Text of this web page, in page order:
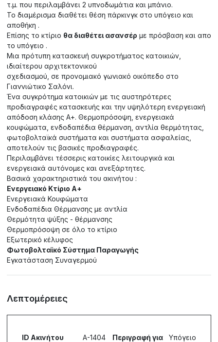
τ.μ. που περιλαμβάνει 2 υπνοδωμάτια και μπάνιο.
Το διαμέρισμα διαθέτει θέση πάρκινγκ στο υπόγειο και
αποθήκη .
Επίσης το κτίριο θα διαθέτει ασανσέρ με πρόσβαση και απο
το υπόγειο .
Μια πρότυπη κατασκευή συγκροτήματος κατοικιών,
ιδιαίτερου αρχιτεκτονικού
σχεδιασμού, σε προνομιακό γωνιακό οικόπεδο στο
Γιαννιώτικο Σαλόνι.
Ένα συγκρότημα κατοικιών με τις αυστηρότερες
προδιαγραφές κατασκευής και την υψηλότερη ενεργειακή
απόδοση κλάσης Α+. Θερμοπρόσοψη, ενεργειακά
κουφώματα, ενδοδαπέδια θέρμανση, αντλία θερμότητας,
φωτοβολταϊκά συστήματα και συστήματα ασφαλείας,
αποτελούν τις βασικές προδιαγραφές.
Περιλαμβάνει τέσσερις κατοικίες λειτουργικά και
ενεργειακά αυτόνομες και ανεξάρτητες.
Βασικά χαρακτηριστικά του ακινήτου :
Ενεργειακό Κτίριο Α+
Ενεργειακά Κουφώματα
Ενδοδαπέδια Θέρμανσης με αντλία
Θερμότητα ψύξης - θέρμανσης
Θερμοπρόσοψη σε όλο το κτίριο
Εξωτερικό κέλυφος
Φωτοβολταϊκό Σύστημα Παραγωγής
Εγκατάσταση Συναγερμού
Λεπτομέρειες
ID Ακινήτου
A-1404
Περιγραφή για
Υπόγειο